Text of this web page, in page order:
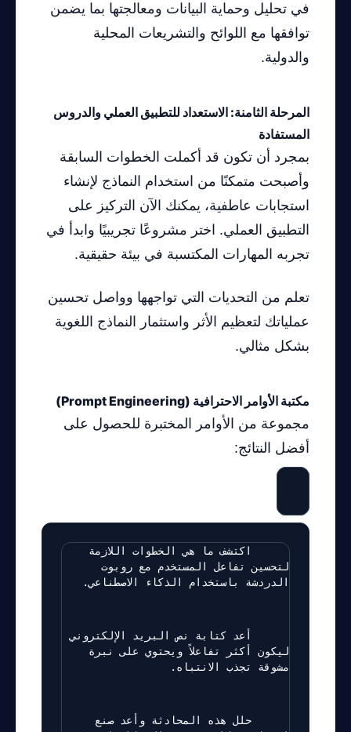
في تحليل وحماية البيانات ومعالجتها بما يضمن
توافقها مع اللوائح والتشريعات المحلية
والدولية.
المرحلة الثامنة: الاستعداد للتطبيق العملي والدروس
المستفادة
بمجرد أن تكون قد أكملت الخطوات السابقة
وأصبحت متمكنًا من استخدام النماذج لإنشاء
استجابات عاطفية، يمكنك الآن التركيز على
التطبيق العملي. اختر مشروعًا تجريبيًا وابدأ في
تجربه المهارات المكتسبة في بيئة حقيقية.
تعلم من التحديات التي تواجهها وواصل تحسين
عملياتك لتعظيم الأثر واستثمار النماذج اللغوية
بشكل مثالي.
مكتبة الأوامر الاحترافية (Prompt Engineering)
مجموعة من الأوامر المختبرة للحصول على
أفضل النتائج:
الدردشة باستخدام الذكاء الاصطناعي.
      أعد كتابة نص البريد الإلكتروني
مشوقة تجذب الانتباه.